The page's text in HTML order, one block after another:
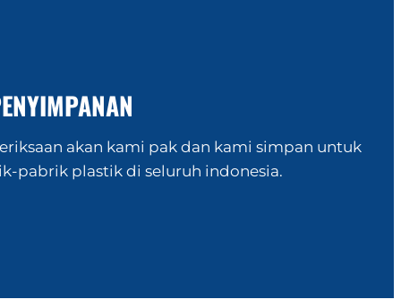
akan kami pak dan kami simpan untuk
pabrik plastik di seluruh indonesia.